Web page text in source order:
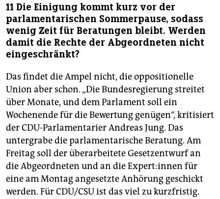
11 Die Einigung kommt kurz vor der
parlamentarischen Sommerpause, sodass
wenig Zeit für Beratungen bleibt. Werden
damit die Rechte der Abgeordneten nicht
eingeschränkt?
Das findet die Ampel nicht, die oppositionelle
Union aber schon. „Die Bundesregierung streitet
über Monate, und dem Parlament soll ein
Wochenende für die Bewertung genügen“, kritisiert
der CDU-Parlamentarier Andreas Jung. Das
untergrabe die parlamentarische Beratung. Am
Freitag soll der überarbeitete Gesetzentwurf an
die Abgeordneten und an die Ex­per­t:in­nen für
eine am Montag angesetzte Anhörung geschickt
werden. Für CDU/CSU ist das viel zu kurzfristig.